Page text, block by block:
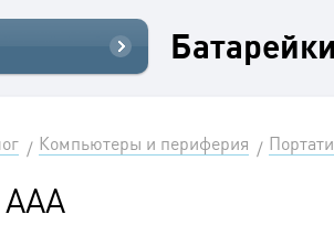
Компьютеры и периферия
AАА